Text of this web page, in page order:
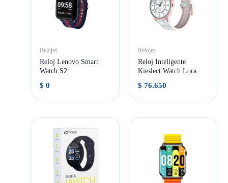
Relojes
Reloj Lenovo Smart
Watch S2
$ 0
Relojes
Reloj Inteligente
Kieslect Watch Lora
$ 76.650